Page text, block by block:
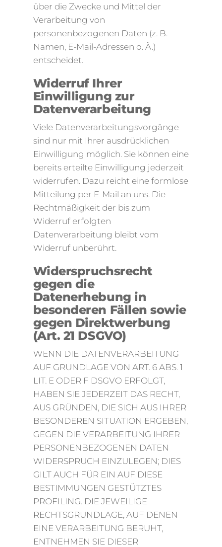
über die Zwecke und Mittel der
Verarbeitung von
personenbezogenen Daten (z. B.
Namen, E-Mail-Adressen o. Ä.)
entscheidet.
Widerruf Ihrer
Einwilligung zur
Datenverarbeitung
Viele Datenverarbeitungsvorgänge
sind nur mit Ihrer ausdrücklichen
Einwilligung möglich. Sie können eine
bereits erteilte Einwilligung jederzeit
widerrufen. Dazu reicht eine formlose
Mitteilung per E-Mail an uns. Die
Rechtmäßigkeit der bis zum
Widerruf erfolgten
Datenverarbeitung bleibt vom
Widerruf unberührt.
Widerspruchsrecht
gegen die
Datenerhebung in
besonderen Fällen sowie
gegen Direktwerbung
(Art. 21 DSGVO)
WENN DIE DATENVERARBEITUNG
AUF GRUNDLAGE VON ART. 6 ABS. 1
LIT. E ODER F DSGVO ERFOLGT,
HABEN SIE JEDERZEIT DAS RECHT,
AUS GRÜNDEN, DIE SICH AUS IHRER
BESONDEREN SITUATION ERGEBEN,
GEGEN DIE VERARBEITUNG IHRER
PERSONENBEZOGENEN DATEN
WIDERSPRUCH EINZULEGEN; DIES
GILT AUCH FÜR EIN AUF DIESE
BESTIMMUNGEN GESTÜTZTES
PROFILING. DIE JEWEILIGE
RECHTSGRUNDLAGE, AUF DENEN
EINE VERARBEITUNG BERUHT,
ENTNEHMEN SIE DIESER